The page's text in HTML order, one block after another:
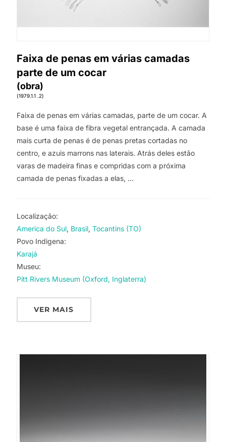
Faixa de penas em várias camadas
parte de um cocar
(obra)
(1979.1.1 .2)
Faixa de penas em várias camadas, parte de um cocar. A
base é uma faixa de fibra vegetal entrançada. A camada
mais curta de penas é de penas pretas cortadas no
centro, e azuis marrons nas laterais. Atrás deles estão
varas de madeira finas e compridas com a próxima
camada de penas fixadas a elas, …
Localização:
America do Sul Brasil Tocantins (TO)
Povo Indigena:
Karajá
Museu:
Pitt Rivers Museum (Oxford, Inglaterra)
VER MAIS